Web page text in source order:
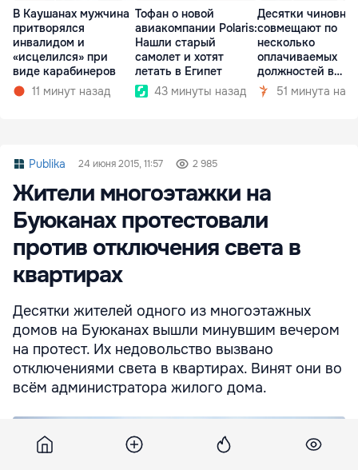
В Каушанах мужчина
притворялся
инвалидом и
«исцелился» при
виде карабинеров
11 минут назад
Тофан о новой
авиакомпании Polaris:
Нашли старый
самолет и хотят
летать в Египет
43 минуты назад
Десятки
совмещают по
несколько
оплачиваемых
должностей в
госкомпаниях
51 минута
Publika 24 июня 2015, 11:57 2 985
Жители многоэтажки на
Буюканах протестовали
против отключения света в
квартирах
Десятки жителей одного из многоэтажных
домов на Буюканах вышли минувшим вечером
на протест. Их недовольство вызвано
отключениями света в квартирах. Винят они во
всём администратора жилого дома.